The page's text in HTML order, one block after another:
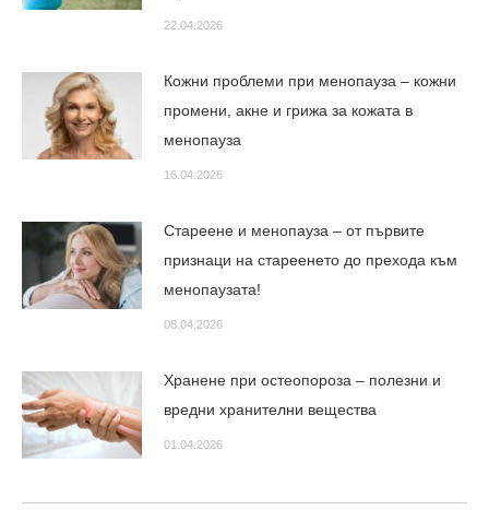
22.04.2026
Кожни проблеми при менопауза – кожни
промени, акне и грижа за кожата в
менопауза
16.04.2026
Стареене и менопауза – от първите
признаци на стареенето до прехода към
менопаузата!
08.04.2026
Хранене при остеопороза – полезни и
вредни хранителни вещества
01.04.2026